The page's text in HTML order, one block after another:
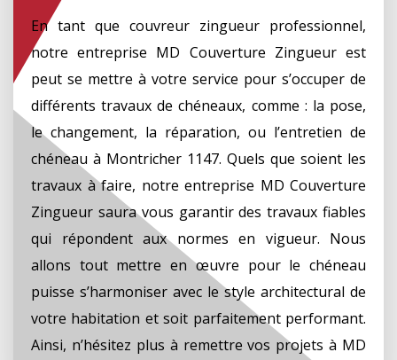
En tant que couvreur zingueur professionnel,
notre entreprise MD Couverture Zingueur est
peut se mettre à votre service pour s’occuper de
différents travaux de chéneaux, comme : la pose,
le changement, la réparation, ou l’entretien de
chéneau à Montricher 1147. Quels que soient les
travaux à faire, notre entreprise MD Couverture
Zingueur saura vous garantir des travaux fiables
qui répondent aux normes en vigueur. Nous
allons tout mettre en œuvre pour le chéneau
puisse s’harmoniser avec le style architectural de
votre habitation et soit parfaitement performant.
Ainsi, n’hésitez plus à remettre vos projets à MD